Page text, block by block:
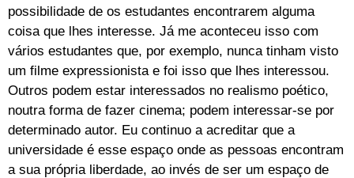
possibilidade de os estudantes encontrarem alguma
coisa que lhes interesse. Já me aconteceu isso com
vários estudantes que, por exemplo, nunca tinham visto
um filme expressionista e foi isso que lhes interessou.
Outros podem estar interessados no realismo poético,
noutra forma de fazer cinema; podem interessar-se por
determinado autor. Eu continuo a acreditar que a
universidade é esse espaço onde as pessoas encontram
a sua própria liberdade, ao invés de ser um espaço de